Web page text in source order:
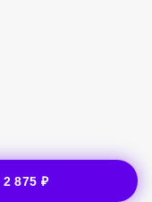
2 875 ₽